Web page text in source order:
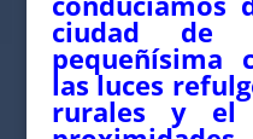
ciudad de
pequeñísima
las luces
rurales y el